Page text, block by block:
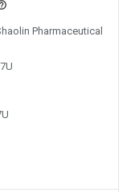
Pharmaceutical